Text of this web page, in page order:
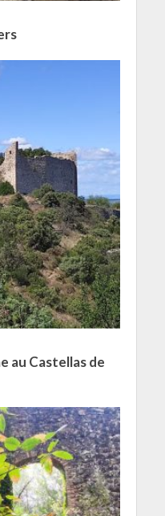
au Castellas de